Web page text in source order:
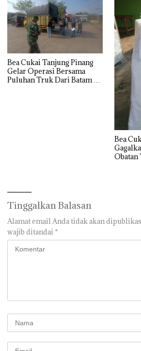
Bea Cukai Tanjung Pinang
Gelar Operasi Bersama
Puluhan Truk Dari Batam di
Bea
Obatan Tampa Dokumen Ke
Tinggalkan Balasan
Alamat email Anda tidak akan
wajib ditandai *